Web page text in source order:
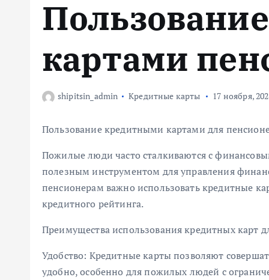
картами
shipitsin_admin Кредитные карты 17 ноября,
Пользование кредитными картами для
Пожилые люди часто сталкиваются с
полезным инструментом для управления
пенсионерам важно использовать кредитные
кредитного рейтинга.
Преимущества использования кредитных карт
Удобство: Кредитные карты позволяют
удобно, особенно для пожилых людей с